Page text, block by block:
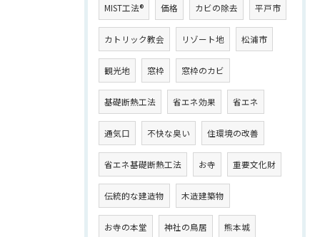
MIST工法® 価格 カビの除去 平戸市
カトリック教会 リゾート地 松浦市
観光地 窓枠 窓枠のカビ
基礎断熱工法 省エネ効果 省エネ
通気口 不快な臭い 住環境の改善
省エネ基礎断熱工法 お寺 重要文化財
伝統的な建造物 木造建築物
お寺の本堂 神社の鳥居 熊本城